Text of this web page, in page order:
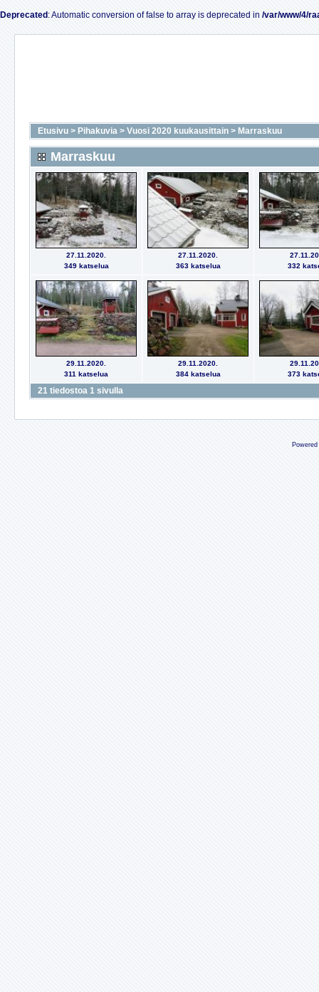
Deprecated : Automatic conversion of false to array is deprecated in /var/www/4/
Etusivu > Pihakuvia > Vuosi 2020 kuukausittain > Marraskuu
Marraskuu
27.11.2020.
349 katselua
27.11.2020.
363 katselua
332
29.11.2020.
311 katselua
29.11.2020.
384 katselua
373
21 tiedostoa 1 sivulla